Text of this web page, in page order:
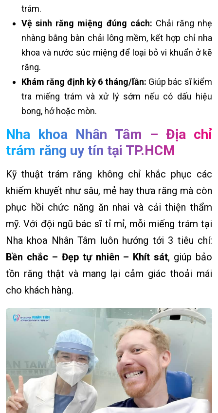
trám.
Vệ sinh răng miệng đúng cách: Chải răng nhẹ
nhàng bằng bàn chải lông mềm, kết hợp chỉ nha
khoa và nước súc miệng để loại bỏ vi khuẩn ở kẽ
răng.
Khám răng định kỳ 6 tháng/lần: Giúp bác sĩ kiểm
tra miếng trám và xử lý sớm nếu có dấu hiệu
bong, hở hoặc mòn.
Nha khoa Nhân Tâm – Địa chỉ
trám răng uy tín tại TP.HCM
Kỹ thuật trám răng không chỉ khắc phục các
khiếm khuyết như sâu, mẻ hay thưa răng mà còn
phục hồi chức năng ăn nhai và cải thiện thẩm
mỹ. Với đội ngũ bác sĩ tỉ mỉ, mỗi miếng trám tại
Nha khoa Nhân Tâm luôn hướng tới 3 tiêu chí:
Bền chắc – Đẹp tự nhiên – Khít sát, giúp bảo
tồn răng thật và mang lại cảm giác thoải mái
cho khách hàng.